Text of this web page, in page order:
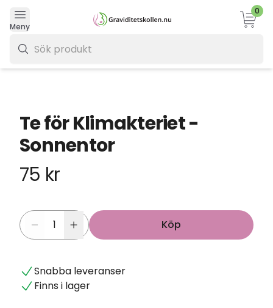
Meny
0
Te för Klimakteriet -
Sonnentor
75 kr
Köp
Snabba leveranser
Finns i lager